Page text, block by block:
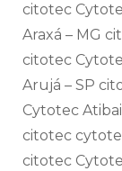
citotec
Araxá – MG
citotec
Arujá – SP
Cytotec
citotec
citotec